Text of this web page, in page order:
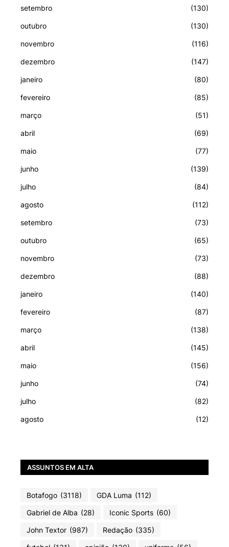
setembro (130)
outubro (130)
novembro (116)
dezembro (147)
janeiro (80)
fevereiro (85)
março (51)
abril (69)
maio (77)
junho (139)
julho (84)
agosto (112)
setembro (73)
outubro (65)
novembro (73)
dezembro (88)
janeiro (140)
fevereiro (87)
março (138)
abril (145)
maio (156)
junho (74)
julho (82)
agosto (12)
ASSUNTOS EM ALTA
Botafogo (3118) GDA Luma (112)
Gabriel de Alba (28) Iconic Sports (60)
John Textor (987) Redação (335)